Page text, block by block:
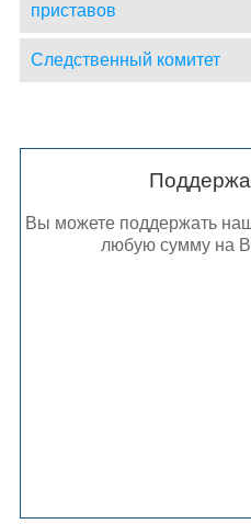
приставов
Следственный комитет
Вы можете поддержать
любую сумму на